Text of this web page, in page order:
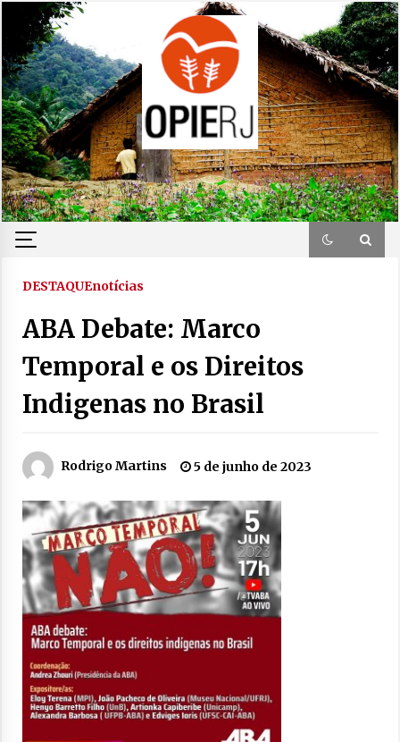
content
DESTAQUEnotícias
ABA Debate: Marco
Temporal e os Direitos
Indigenas no Brasil
Rodrigo Martins 5 de junho de 2023